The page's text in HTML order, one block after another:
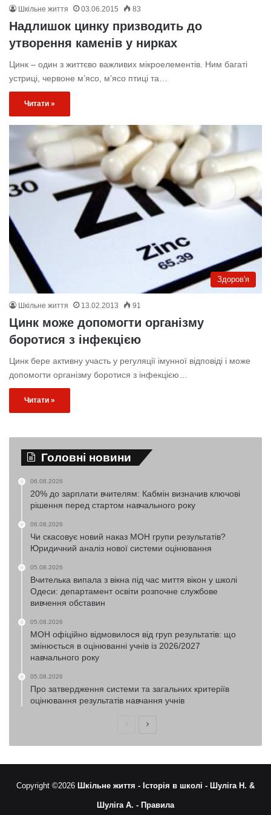
Шкільне життя 03.06.2015 83
Надлишок цинку призводить до
утворення каменів у нирках
Цинк – один з життєво важливих мікроелементів. Ним багаті
устриці, червоне м’ясо, м’ясо птиці та…
Читати »
Здоров'я
Шкільне життя 13.02.2013 91
Цинк може допомогти організму
боротися з інфекцією
Цинк бере активну участь у регуляції імунної відповіді і може
допомогти організму боротися з інфекцією…
Читати »
Головні новини
06.08.2026
20% до зарплати вчителям: Кабмін визначив ключові
рішення перед стартом навчального року
06.08.2026
Чи скасовує новий наказ МОН групи результатів?
Юридичний аналіз нової системи оцінювання
05.08.2026
Вчителька випала з вікна під час миття вікон у школі
Одеси: департамент освіти розпочне службове
вивчення обставин
05.08.2026
МОН офіційно відмовилося від груп результатів: що
змінюється в оцінюванні учнів із 2026/2027
навчального року
05.08.2026
Про затвердження системи та загальних критеріїв
оцінювання результатів навчання учнів
ПопередняНаступна
Copyright ©2026 Шкільне життя - Історія в школі - Шуліга Н. &
Шуліга А. - Правила